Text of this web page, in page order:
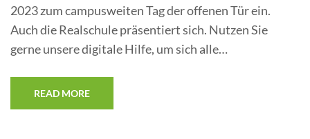
2023 zum campusweiten Tag der offenen Tür ein.
Auch die Realschule präsentiert sich. Nutzen Sie
gerne unsere digitale Hilfe, um sich alle…
READ MORE